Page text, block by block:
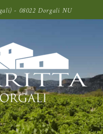
- 08022 Dorgali NU